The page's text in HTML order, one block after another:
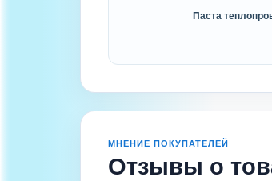
Паста
МНЕНИЕ ПОКУПАТЕЛЕЙ
Отзывы о